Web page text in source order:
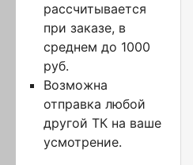
рассчитывается
при заказе, в
среднем до 1000
руб.
Возможна
отправка любой
другой ТК на ваше
усмотрение.